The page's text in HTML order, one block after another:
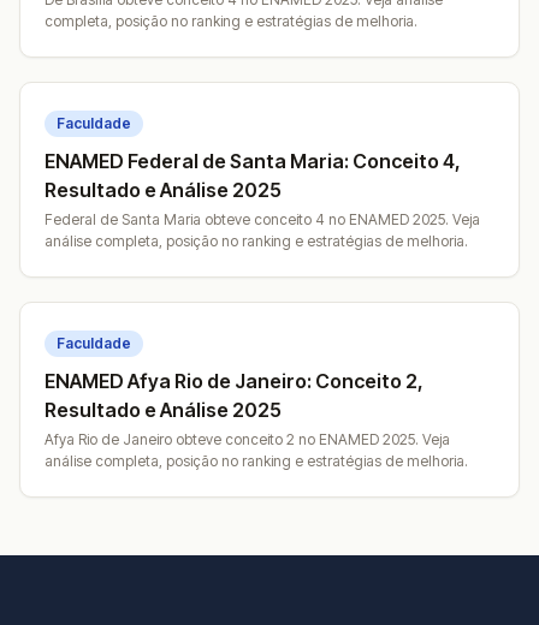
completa, posição no ranking e estratégias de melhoria.
Faculdade
ENAMED Federal de Santa Maria: Conceito 4,
Resultado e Análise 2025
Federal de Santa Maria obteve conceito 4 no ENAMED 2025. Veja
análise completa, posição no ranking e estratégias de melhoria.
Faculdade
ENAMED Afya Rio de Janeiro: Conceito 2,
Resultado e Análise 2025
Afya Rio de Janeiro obteve conceito 2 no ENAMED 2025. Veja
análise completa, posição no ranking e estratégias de melhoria.